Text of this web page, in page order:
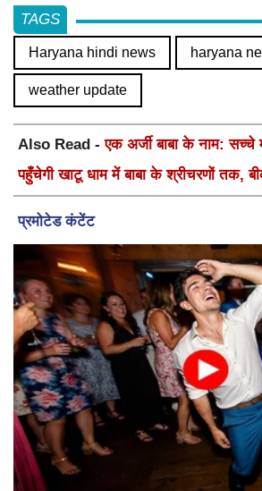
TAGS
Haryana hindi news haryana
weather update
Also Read -एक अर्जी बाबा के नाम: सच्चे
पहुँचेगी खाटू धाम में बाबा के श्रीचरणों तक,